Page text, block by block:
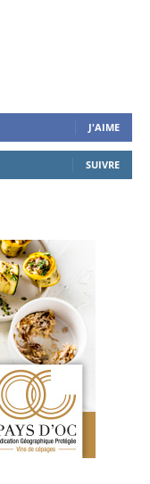
J'AIME
SUIVRE